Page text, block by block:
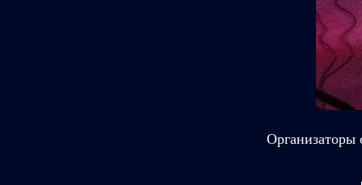
Организаторы